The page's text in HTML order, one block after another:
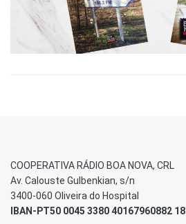
COOPERATIVA RÁDIO BOA NOVA, CRL
Av. Calouste Gulbenkian, s/n
3400-060 Oliveira do Hospital
IBAN-PT50 0045 3380 40167960882 18